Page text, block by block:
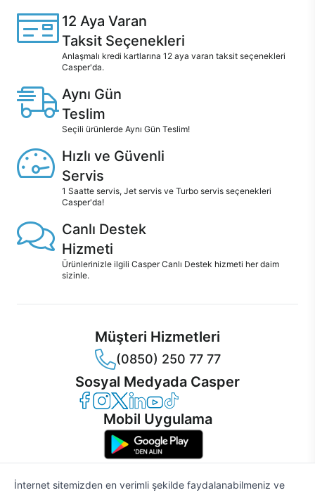
12 Aya Varan
Taksit Seçenekleri
Anlaşmalı kredi kartlarına 12 aya varan taksit seçenekleri
Casper'da.
Aynı Gün
Teslim
Seçili ürünlerde Aynı Gün Teslim!
Hızlı ve Güvenli
Servis
1 Saatte servis, Jet servis ve Turbo servis seçenekleri
Casper'da!
Canlı Destek
Hizmeti
Ürünlerinizle ilgili Casper Canlı Destek hizmeti her daim
sizinle.
Müşteri Hizmetleri
(0850) 250 77 77
Sosyal Medyada Casper
Casper Facebook
Casper Instagram
Casper Twitter
Casper LinkedIn
Casper YouTube
Casper TikTok
Mobil Uygulama
İnternet sitemizden en verimli şekilde faydalanabilmeniz ve